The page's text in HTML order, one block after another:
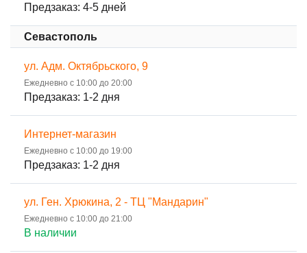
Предзаказ: 4-5 дней
Севастополь
ул. Адм. Октябрьского, 9
Ежедневно с 10:00 до 20:00
Предзаказ: 1-2 дня
Интернет-магазин
Ежедневно с 10:00 до 19:00
Предзаказ: 1-2 дня
ул. Ген. Хрюкина, 2 - ТЦ "Мандарин"
Ежедневно с 10:00 до 21:00
В наличии